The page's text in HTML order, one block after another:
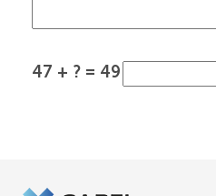
47 + ? = 49